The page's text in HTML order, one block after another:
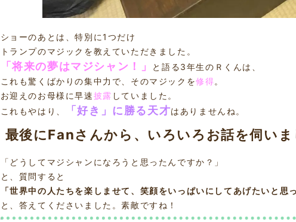
ショーのあとは、特別に1つだけ
トランプのマジックを教えていただきました。
「将来の夢はマジシャン！」
と語る3年生のＲくんは、
これも驚くばかりの集中力で、そのマジックを修得。
お迎えのお母様に早速披露 していました。
これもやはり、
「好き」に勝る天才はありませんね。
最後にFanさんから、いろいろお話を伺い
「どうしてマジシャンになろうと思ったんですか？」
と、質問すると
「世界中の人たちを楽しませて、笑顔をいっぱいにしてあげたいと思
と、答えてくださいました。素敵ですね！